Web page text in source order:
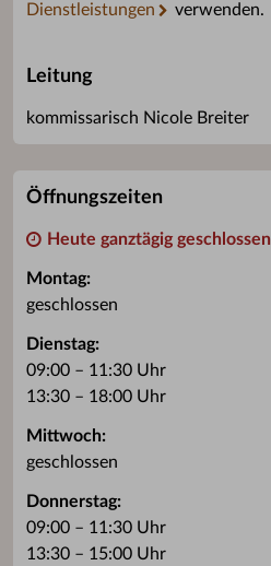
Dienstleistungen
verwenden.
Leitung
kommissarisch Nicole Breiter
Öffnungszeiten
Heute ganztägig geschlossen
Montag:
geschlossen
Dienstag:
09:00 – 11:30 Uhr
13:30 – 18:00 Uhr
Mittwoch:
geschlossen
Donnerstag:
09:00 – 11:30 Uhr
13:30 – 15:00 Uhr